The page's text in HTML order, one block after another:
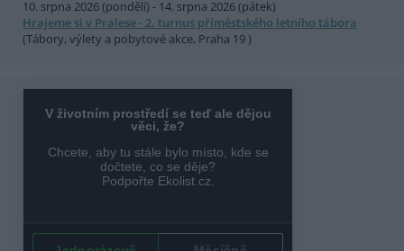
10. srpna 2026 (pondělí) - 14. srpna 2026 (pátek)
Hrajeme si v Pralese - 2. turnus příměstského letního tábora
(Tábory, výlety a pobytové akce, Praha 19 )